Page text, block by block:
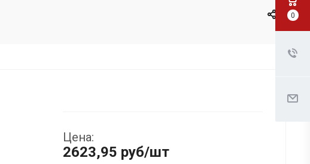
Цена:
2623,95 руб/шт
0